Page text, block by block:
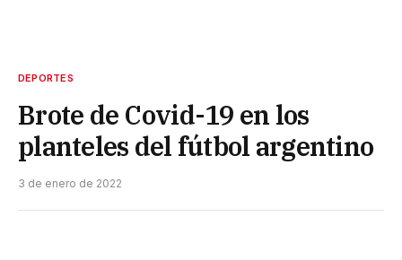
DEPORTES
Brote de Covid-19 en los
planteles del fútbol argentino
3 de enero de 2022